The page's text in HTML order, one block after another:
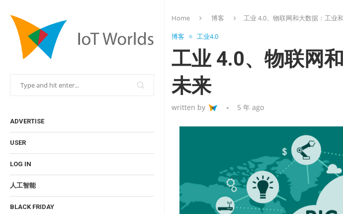
ADVERTISE
USER
LOG IN
人工智能
BLACK FRIDAY
Home 博客 工业 4.0、物联网和大数据：工业
博客 工业4.0
工业 4.0、物联网
未来
written by 5 年 ago